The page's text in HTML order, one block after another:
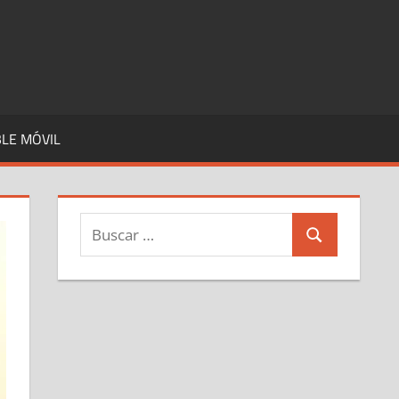
MÓVIL
Buscar:
Buscar